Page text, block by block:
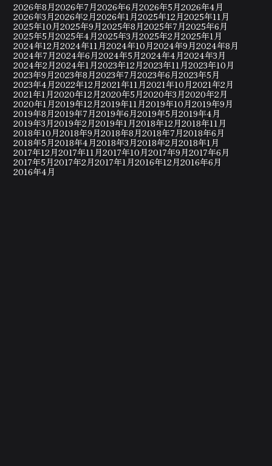
2026年8月2026年7月2026年6月2026年5月2026年4月
2026年3月2026年2月2026年1月2025年12月2025年11月
2025年10月2025年9月2025年8月2025年7月2025年6月
2025年5月2025年4月2025年3月2025年2月2025年1月
2024年12月2024年11月2024年10月2024年9月2024年8月
2024年7月2024年6月2024年5月2024年4月2024年3月
2024年2月2024年1月2023年12月2023年11月2023年10月
2023年9月2023年8月2023年7月2023年6月2023年5月
2023年4月2022年12月2021年11月2021年10月2021年2月
2021年1月2020年12月2020年5月2020年3月2020年2月
2020年1月2019年12月2019年11月2019年10月2019年9月
2019年8月2019年7月2019年6月2019年5月2019年4月
2019年3月2019年2月2019年1月2018年12月2018年11月
2018年10月2018年9月2018年8月2018年7月2018年6月
2018年5月2018年4月2018年3月2018年2月2018年1月
2017年12月2017年11月2017年10月2017年9月2017年6月
2017年5月2017年2月2017年1月2016年12月2016年6月
2016年4月